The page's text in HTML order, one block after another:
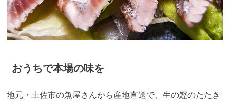
おうちで本場の味を
地元・土佐市の魚屋さんから産地直送で、生の鰹のたたき